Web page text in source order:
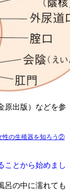
原出版）などを参
性の生殖器を知ろう②
ことから始めまし
呂の中に濡れても